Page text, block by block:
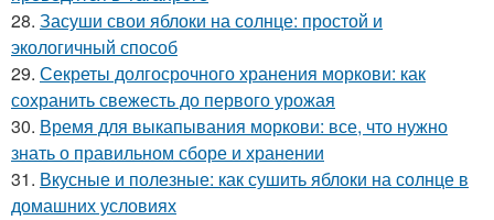
28. Засуши свои яблоки на солнце: простой и
экологичный способ
29. Секреты долгосрочного хранения моркови: как
сохранить свежесть до первого урожая
30. Время для выкапывания моркови: все, что нужно
знать о правильном сборе и хранении
31. Вкусные и полезные: как сушить яблоки на солнце в
домашних условиях